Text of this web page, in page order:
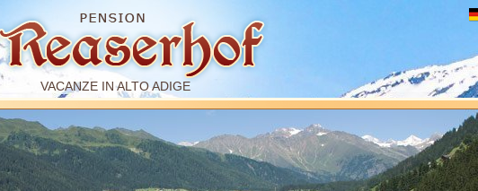
VACANZE IN ALTO ADIGE